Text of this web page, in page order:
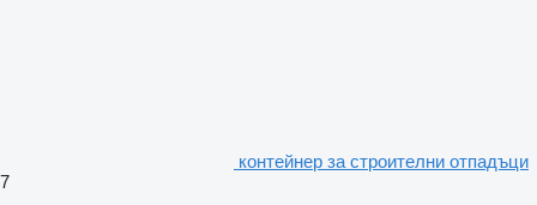
контейнер за строителни отпадъци
7